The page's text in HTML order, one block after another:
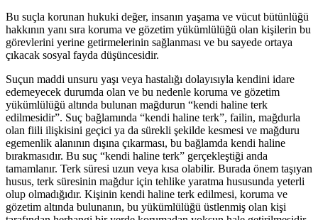
Bu suçla korunan hukuki değer, insanın yaşama ve vücut bütünlüğü
hakkının yanı sıra koruma ve gözetim yükümlülüğü olan kişilerin bu
görevlerini yerine getirmelerinin sağlanması ve bu sayede ortaya
çıkacak sosyal fayda düşüncesidir.
Suçun maddi unsuru yaşı veya hastalığı dolayısıyla kendini idare
edemeyecek durumda olan ve bu nedenle koruma ve gözetim
yükümlülüğü altında bulunan mağdurun “kendi haline terk
edilmesidir”. Suç bağlamında “kendi haline terk”, failin, mağdurla
olan fiili ilişkisini geçici ya da sürekli şekilde kesmesi ve mağduru
egemenlik alanının dışına çıkarması, bu bağlamda kendi haline
bırakmasıdır. Bu suç “kendi haline terk” gerçekleştiği anda
tamamlanır. Terk süresi uzun veya kısa olabilir. Burada önem taşıyan
husus, terk süresinin mağdur için tehlike yaratma hususunda yeterli
olup olmadığıdır. Kişinin kendi haline terk edilmesi, koruma ve
gözetim altında bulunanın, bu yükümlülüğü üstlenmiş olan kişi